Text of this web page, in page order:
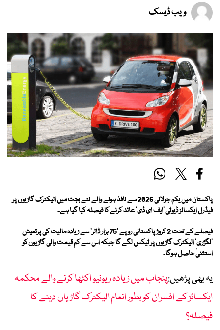
ویب ڈیسک
پاکستان میں یکم جولائی 2026 سے نافذ ہونے والے نئے بجٹ میں الیکٹرک گاڑیوں پر
فیڈرل ایکسائز ڈیوٹی ‘ایف ای ڈی’ عائد کرنے کا فیصلہ کیا گیا ہے۔
فیصلے کے تحت 2 کروڑ پاکستانی روپے ’75 ہزار ڈالر‘ سے زیادہ مالیت کی پرتعیش
’لگژری‘ الیکٹرک گاڑیوں پر ٹیکس لگے گا جبکہ اس سے کم قیمت والی گاڑیوں کو
استثنیٰ حاصل ہوگا۔
یہ بھی پڑھیں:پنجاب میں زیادہ ریونیو اکٹھا کرنے والے محکمہ
ایکسائز کے افسران کو بطور انعام الیکٹرک گاڑیاں دینے کا
فیصلہ؟